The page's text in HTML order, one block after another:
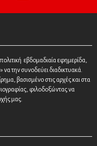
εβδομαδιαία εφημερίδα,
την συνοδεύει διαδικτυακά.
βασισμένο στις αρχές και στα
φιλοδοξώντας να
μας.